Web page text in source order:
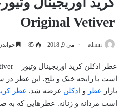
Original Vetiver
admin می 9, 2018 85 خواندن این
بازار عطر و ادکلن عرضه شد. عطر
است مردانه و زنانه. عطرهایی که